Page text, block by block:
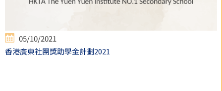
05/10/2021
香港廣東社團獎助學金計劃2021